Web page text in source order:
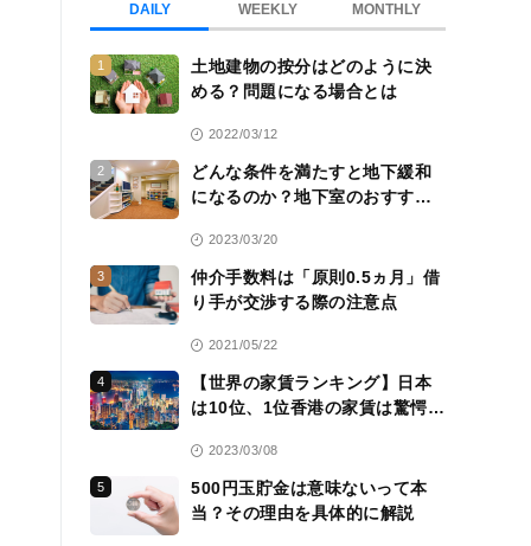
DAILY WEEKLY MONTHLY
1
土地建物の按分はどのように決
める？問題になる場合とは
2022/03/12
2
どんな条件を満たすと地下緩和
になるのか？地下室のおすすめ
2023/03/20
3
仲介手数料は「原則0.5ヵ月」借
り手が交渉する際の注意点
2021/05/22
4
【世界の家賃ランキング】日本
は10位、1位香港の家賃は驚愕
2023/03/08
5
500円玉貯金は意味ないって本
当？その理由を具体的に解説